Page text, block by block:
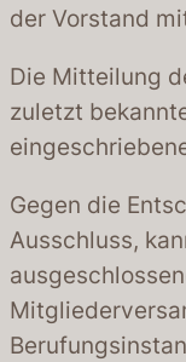
der Vorstand
Die Mitteilung
zuletzt
Gegen die
Ausschluss,